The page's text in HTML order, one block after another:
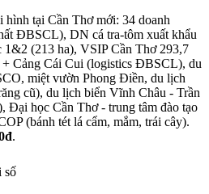
tại Cần Thơ mới: 34 doanh
ĐBSCL), DN cá tra-tôm xuất khẩu
(213 ha), VSIP Cần Thơ 293,7
+ Cảng Cái Cui (logistics ĐBSCL), du
miệt vườn Phong Điền, du lịch
cũ), du lịch biển Vĩnh Châu - Trần
Đại học Cần Thơ - trung tâm đào tạo
(bánh tét lá cẩm, mắm, trái cây).
.
số